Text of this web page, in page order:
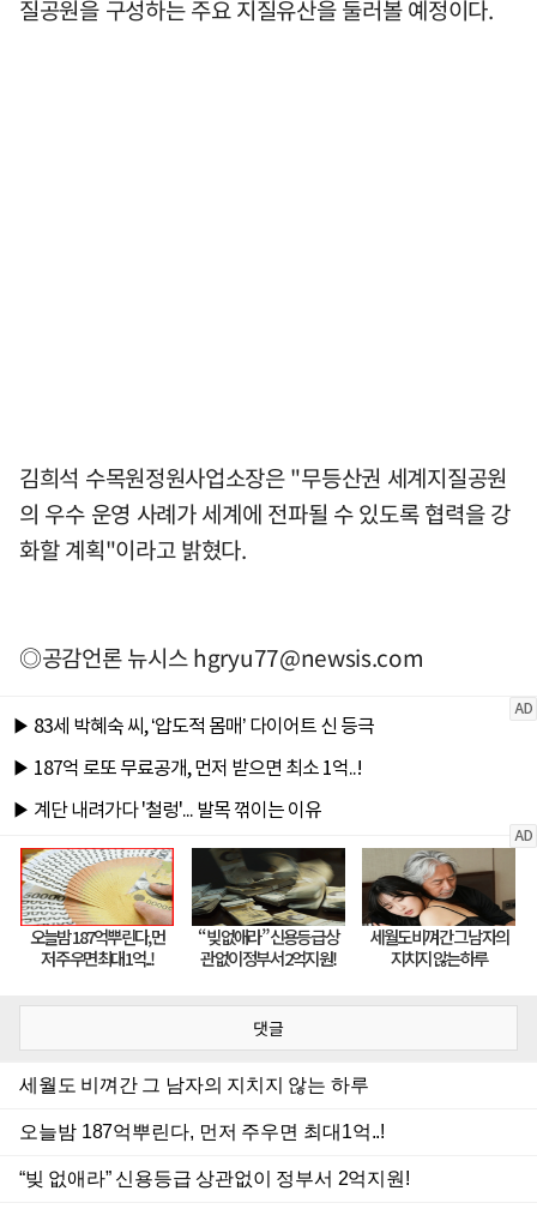
질공원을 구성하는 주요 지질유산을 둘러볼 예정이다.
김희석 수목원정원사업소장은 "무등산권 세계지질공원
의 우수 운영 사례가 세계에 전파될 수 있도록 협력을 강
화할 계획"이라고 밝혔다.
◎공감언론 뉴시스hgryu77@newsis.com
댓글